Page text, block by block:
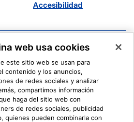
Accesibilidad
X
Ivoox
Interno de Información
web usa cookies
este sitio web se usan para
contenido y los anuncios,
de redes sociales y analizar
compartimos información
haga del sitio web con
de redes sociales, publicidad
quienes pueden combinarla con